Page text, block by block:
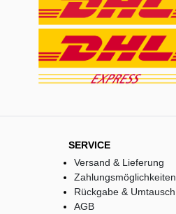
SERVICE
Versand & Lieferung
Zahlungsmöglichkeiten
Rückgabe & Umtausch
AGB